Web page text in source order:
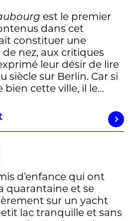
est le premier
dans cet
constituer une
nez, aux critiques
leur désir de lire
siècle sur Berlin. Car si
bien cette ville, il le…
d’enfance qui ont
quarantaine et se
sur un yacht
lac tranquille et sans